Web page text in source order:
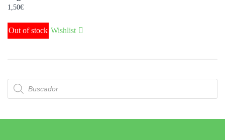
1,50€
Out of stock Wishlist
Búsqueda
de
productos